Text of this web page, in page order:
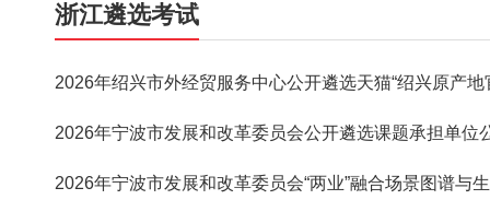
浙江遴选考试
2026年绍兴市外经贸服务中心公开遴选天猫“绍兴原产地
2026年宁波市发展和改革委员会公开遴选课题承担单位
2026年宁波市发展和改革委员会“两业”融合场景图谱与